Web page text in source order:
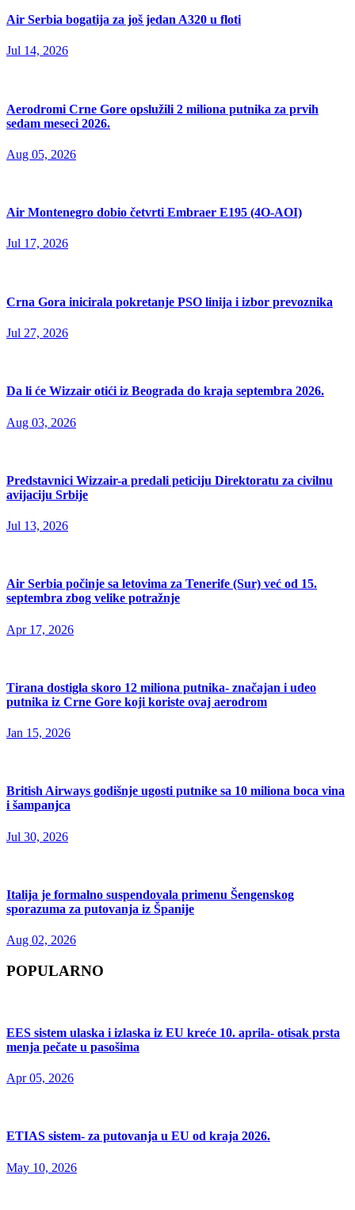
Air Serbia bogatija za još jedan A320 u floti
Jul 14, 2026
Aerodromi Crne Gore opslužili 2 miliona putnika za prvih
sedam meseci 2026.
Aug 05, 2026
Air Montenegro dobio četvrti Embraer E195 (4O-AOI)
Jul 17, 2026
Crna Gora inicirala pokretanje PSO linija i izbor prevoznika
Jul 27, 2026
Da li će Wizzair otići iz Beograda do kraja septembra 2026.
Aug 03, 2026
Predstavnici Wizzair-a predali peticiju Direktoratu za civilnu
avijaciju Srbije
Jul 13, 2026
Air Serbia počinje sa letovima za Tenerife (Sur) već od 15.
septembra zbog velike potražnje
Apr 17, 2026
Tirana dostigla skoro 12 miliona putnika- značajan i udeo
putnika iz Crne Gore koji koriste ovaj aerodrom
Jan 15, 2026
British Airways godišnje ugosti putnike sa 10 miliona boca vina
i šampanjca
Jul 30, 2026
Italija je formalno suspendovala primenu Šengenskog
sporazuma za putovanja iz Španije
Aug 02, 2026
POPULARNO
EES sistem ulaska i izlaska iz EU kreće 10. aprila- otisak prsta
menja pečate u pasošima
Apr 05, 2026
ETIAS sistem- za putovanja u EU od kraja 2026.
May 10, 2026